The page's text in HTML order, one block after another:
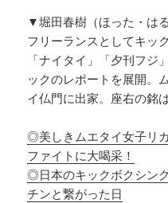
▼堀田春樹（ほった・はる
フリーランスとしてキッ
「ナイタイ」「夕刊フジ
ックのレポートを展開。
イ仏門に出家。座右の銘
◎美しきムエタイ女子リ
ファイトに大喝采！
◎日本のキックボクシン
チンと繋がった日